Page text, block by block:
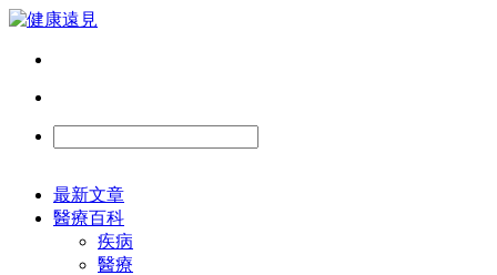
最新文章
醫療百科
疾病
醫療